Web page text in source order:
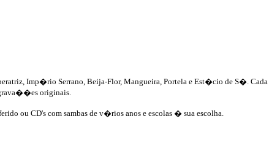
Imp�rio Serrano, Beija-Flor, Mangueira, Portela e Est�cio de S�.
originais.
ou CD's com sambas de v�rios anos e escolas � sua escolha.